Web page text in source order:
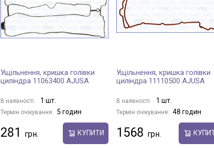
Ущільнення, кришка голівки
циліндра 11063400 AJUSA
В наявності: 1 шт.
Термін очікування: 5 годин
281 КУПИТИ
Ущільнення, кришка голівки
циліндра 11110500 AJUSA
В наявності: 1 шт.
Термін очікування: 48 годин
1568